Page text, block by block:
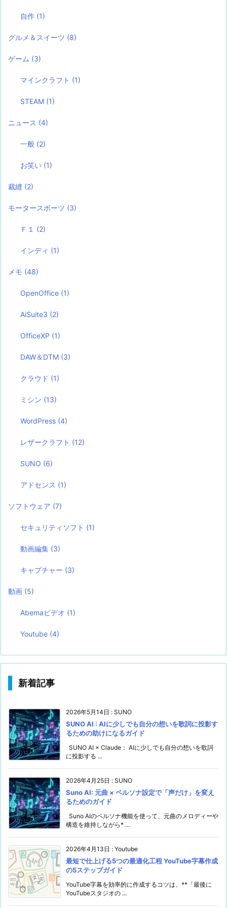
自作 (1)
グルメ＆スイーツ (8)
ゲーム (3)
マインクラフト (1)
STEAM (1)
ニュース (4)
一般 (2)
お笑い (1)
裁縫 (2)
モータースポーツ (3)
Ｆ１ (2)
インディ (1)
メモ (48)
OpenOffice (1)
AiSuite3 (2)
OfficeXP (1)
DAW＆DTM (3)
クラウド (1)
ミシン (13)
WordPress (4)
レザークラフト (12)
SUNO (6)
アドセンス (1)
ソフトウェア (7)
セキュリティソフト (1)
動画編集 (3)
キャプチャー (3)
動画 (5)
Abemaビデオ (1)
Youtube (4)
新着記事
2026年5月14日 : SUNO
SUNO AI : AIに少しでも自分の想いを歌詞に投影す
るための助けになるガイド
SUNO AI × Claude： AIに少しでも自分の想いを歌詞
に投影する ...
2026年4月25日 : SUNO
Suno AI: 元曲 × ペルソナ設定で「声だけ」を変え
るためのガイド
Suno AIのペルソナ機能を使って、元曲のメロディーや
構造を維持しながら* ...
2026年4月13日 : Youtube
最短で仕上げる5つの最適化工程 YouTube字幕作成
の5ステップガイド
YouTube字幕を効率的に作成するコツは、**「最後に
YouTubeスタジオの ...